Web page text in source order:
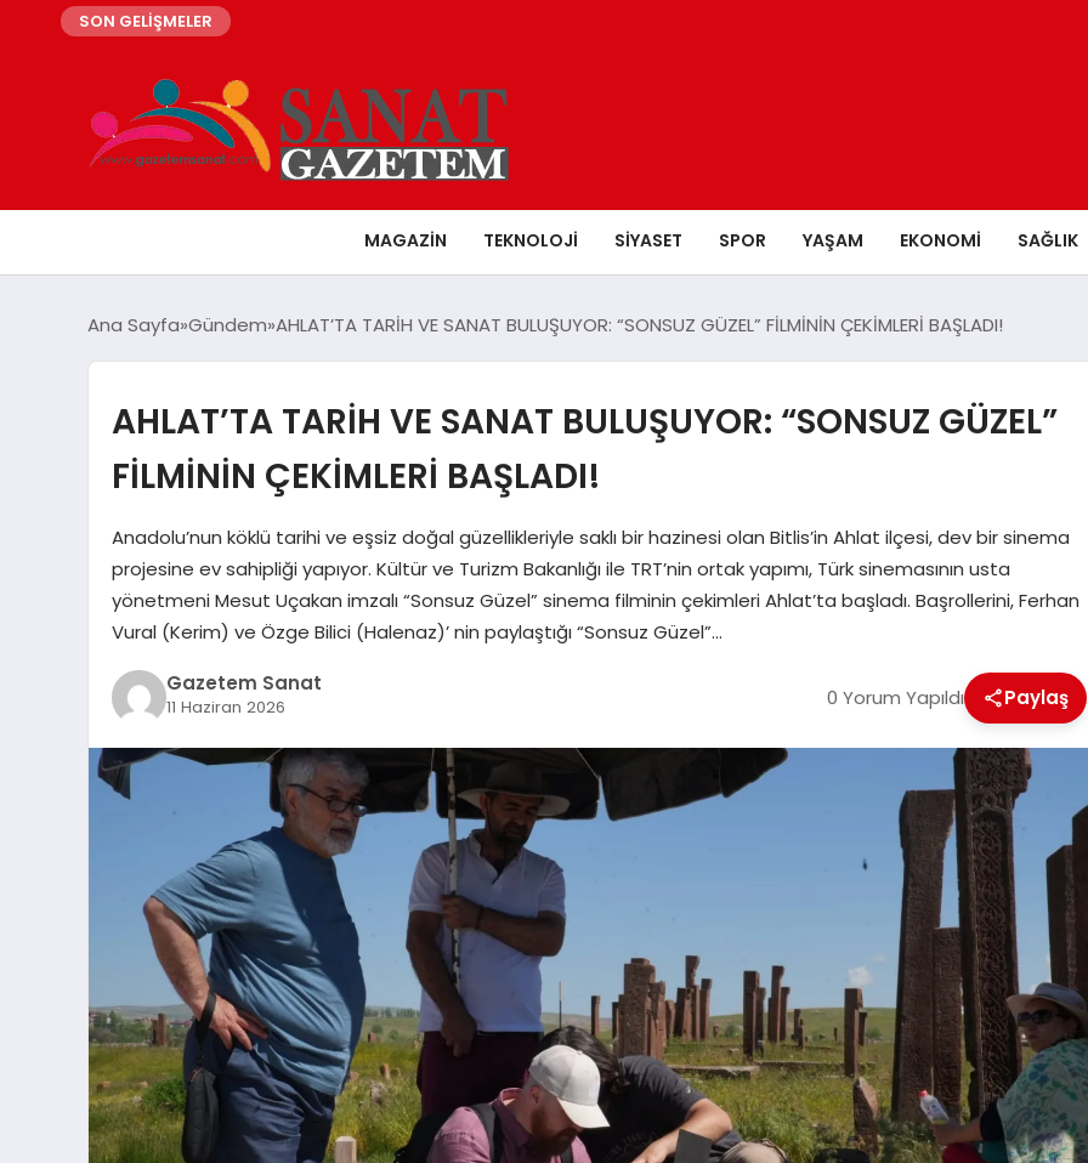
SON GELİŞMELER
MAGAZIN TEKNOLOJI SIYASET SPOR YAŞAM EKONOMI SAĞLIK
Ana Sayfa Gündem AHLAT’TA TARİH VE SANAT BULUŞUYOR: “SONSUZ GÜZEL” FİLMİNİN ÇEKİMLERİ BAŞLADI!
AHLAT’TA TARİH VE SANAT BULUŞUYOR: “SONSUZ GÜZEL”
FİLMİNİN ÇEKİMLERİ BAŞLADI!
Anadolu’nun köklü tarihi ve eşsiz doğal güzellikleriyle saklı bir hazinesi olan Bitlis’in Ahlat ilçesi, dev bir sinema
projesine ev sahipliği yapıyor. Kültür ve Turizm Bakanlığı ile TRT’nin ortak yapımı, Türk sinemasının usta
yönetmeni Mesut Uçakan imzalı “Sonsuz Güzel” sinema filminin çekimleri Ahlat’ta başladı. Başrollerini, Ferhan
Vural (Kerim) ve Özge Bilici (Halenaz)’ nin paylaştığı “Sonsuz Güzel”…
Gazetem Sanat
11 Haziran 2026 0 Yorum Yapıldı Paylaş